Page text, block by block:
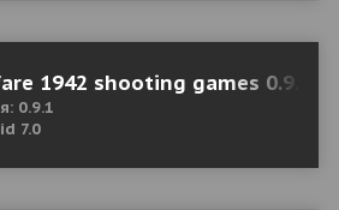
1942 shooting games 0.9.1
0.9.1
7.0